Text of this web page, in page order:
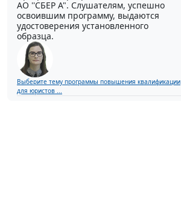
АО ''СБЕР А". Слушателям, успешно
освоившим программу, выдаются
удостоверения установленного
образца.
Выберите тему программы повышения квалификации
для юристов ...